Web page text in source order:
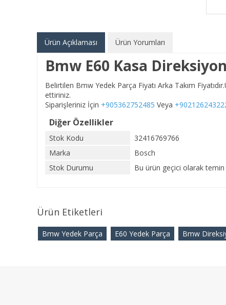
Ürün Açıklaması Ürün Yorumları
Bmw E60 Kasa
Belirtilen Bmw Yedek Parça Fiyatı Arka Takım
ettiriniz.
Siparişleriniz İçin +905362752485 Veya
Diğer Özellikler
Stok Kodu
32416769766
Marka
Bosch
Stok Durumu
Bu ürün geçici olarak
Ürün Etiketleri
Bmw Yedek Parça E60 Yedek Parça Bmw